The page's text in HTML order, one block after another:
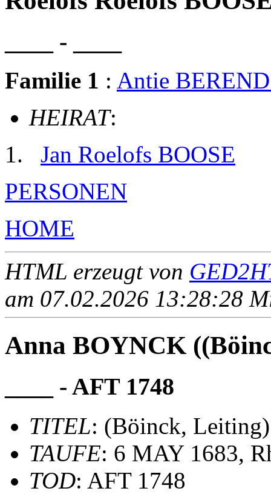
____ - ____
Familie 1 : Antie
HEIRAT:
Jan Roelofs BOOSE
PERSONEN
HOME
HTML erzeugt von
am 07.02.2026 13:28:28
Anna BOYNCK
____ - AFT 1748
TITEL: (Böinck, Leiting)
TAUFE: 6 MAY 1683,
TOD: AFT 1748